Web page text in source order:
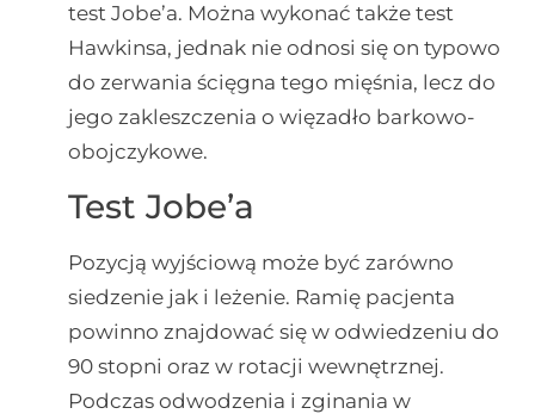
test Jobe’a. Można wykonać także test
Hawkinsa, jednak nie odnosi się on typowo
do zerwania ścięgna tego mięśnia, lecz do
jego zakleszczenia o więzadło barkowo-
obojczykowe.
Test Jobe’a
Pozycją wyjściową może być zarówno
siedzenie jak i leżenie. Ramię pacjenta
powinno znajdować się w odwiedzeniu do
90 stopni oraz w rotacji wewnętrznej.
Podczas odwodzenia i zginania w